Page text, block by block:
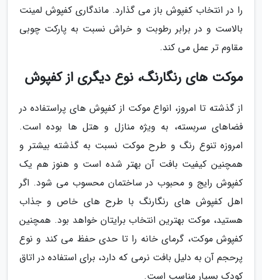
را در انتخاب کفپوش باز می گذارد. ماندگاری کفپوش لمینت
بالاست و در برابر رطوبت و خراش نسبت به پارکت چوبی
مقاوم تر عمل می کند.
موکت های رنگارنگ، نوع دیگری از کفپوش
از گذشته تا امروز، انواع موکت از کفپوش های پراستفاده در
فضاهای سربسته، به ویژه منازل و هتل ها بوده است.
امروزه تنوع رنگ و طرح موکت نسبت به گذشته بیشتر و
همچنین کیفیت بافت آن بهتر شده است و هنوز هم یک
کفپوش رایج و محبوب در ساختمان محسوب می شود. اگر
اهل کفپوش های رنگارنگ با طرح های خاص و جذاب
هستید، موکت بهترین انتخاب برایتان خواهد بود. همچنین
کفپوش موکت، گرمای خانه را تا حدی حفظ می کند و نوع
پرحجم آن به دلیل بافت نرمی که دارد، برای استفاده در اتاق
کودک بسیار مناسب است.